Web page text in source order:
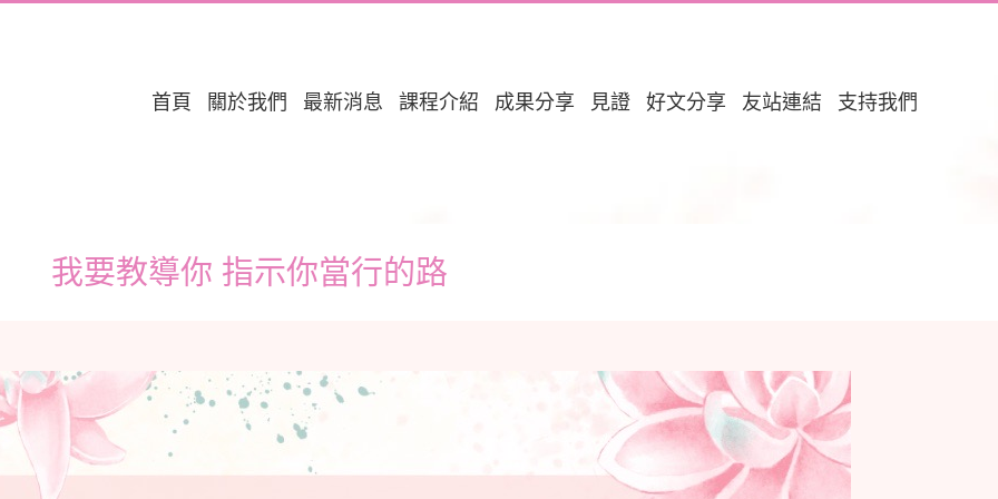
首頁
關於我們 最新消息 課程介紹 成果分享 見證 好文分享 友站連結 支持我們
我要教導你 指示你當行的路